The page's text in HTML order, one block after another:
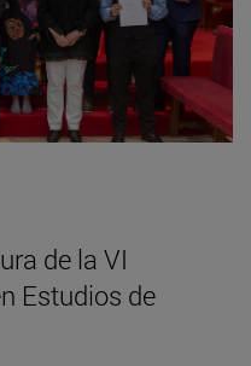
de la VI
Estudios de